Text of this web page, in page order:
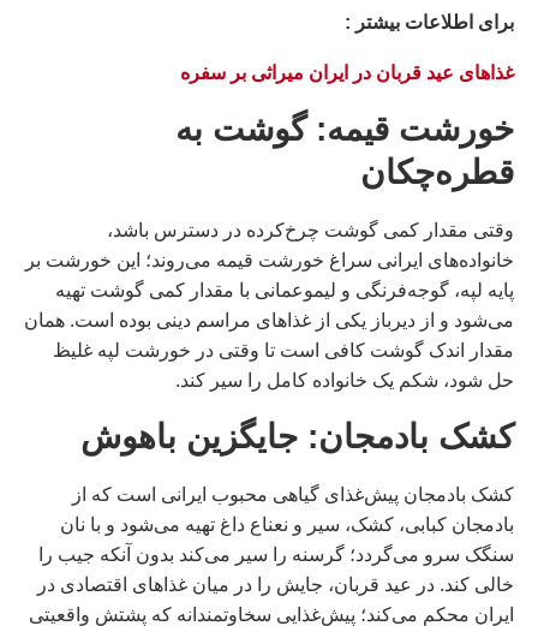
براى اطلاعات بيشتر :
غذاهای عید قربان در ایران میراثی بر سفره
خورشت قیمه: گوشت به
قطره‌چکان
وقتی مقدار کمی گوشت چرخ‌کرده در دسترس باشد،
خانواده‌های ایرانی سراغ خورشت قیمه می‌روند؛ این خورشت بر
پایه لپه، گوجه‌فرنگی و لیموعمانی با مقدار کمی گوشت تهیه
می‌شود و از دیرباز یکی از غذاهای مراسم دینی بوده است. همان
مقدار اندک گوشت کافی است تا وقتی در خورشت لپه غلیظ
حل شود، شکم یک خانواده کامل را سیر کند.
کشک بادمجان: جایگزین باهوش
کشک بادمجان پیش‌غذای گیاهی محبوب ایرانی است که از
بادمجان کبابی، کشک، سیر و نعناع داغ تهیه می‌شود و با نان
سنگک سرو می‌گردد؛ گرسنه را سیر می‌کند بدون آنکه جیب را
خالی کند. در عید قربان، جایش را در میان غذاهای اقتصادی در
ایران محکم می‌کند؛ پیش‌غذایی سخاوتمندانه که پشتش واقعیتی